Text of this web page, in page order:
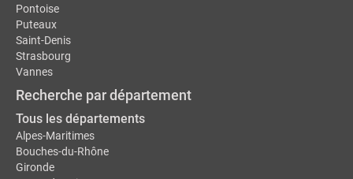
Pontoise
Puteaux
Saint-Denis
Strasbourg
Vannes
Recherche par département
Tous les départements
Alpes-Maritimes
Bouches-du-Rhône
Gironde